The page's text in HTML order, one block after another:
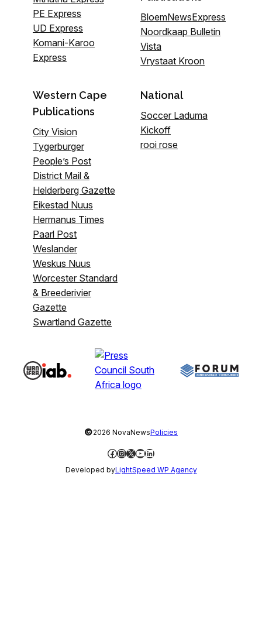
PE Express
UD Express
Komani-Karoo
Express
BloemNewsExpress
Noordkaap Bulletin
Vista
Vrystaat Kroon
Western Cape
Publications
City Vision
Tygerburger
People’s Post
District Mail &
Helderberg Gazette
Eikestad Nuus
Hermanus Times
Paarl Post
Weslander
Weskus Nuus
Worcester Standard
& Breederivier
Gazette
Swartland Gazette
National
Soccer Laduma
Kickoff
rooi rose
©2026 NovaNewsPolicies
Facebook
Instagram
X YouTube
LinkedIn
Developed byLightSpeed WP Agency